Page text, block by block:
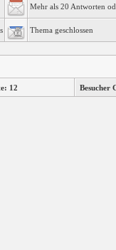
Mehr als 20 Antworten
Thema geschlossen
12 Besucher